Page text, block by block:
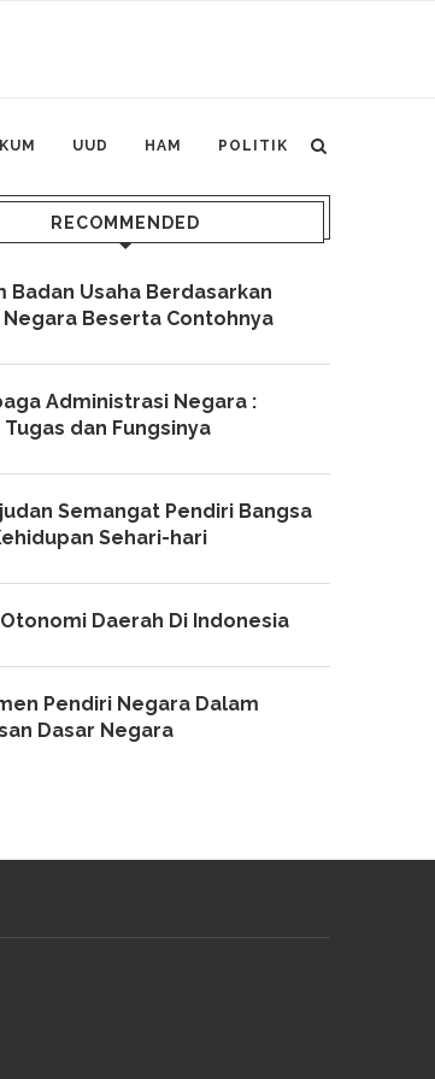
UUD HAM POLITIK
RECOMMENDED
Badan Usaha Berdasarkan
Beserta Contohnya
Administrasi Negara :
dan Fungsinya
Semangat Pendiri Bangsa
Sehari-hari
Daerah Di Indonesia
Pendiri Negara Dalam
Dasar Negara